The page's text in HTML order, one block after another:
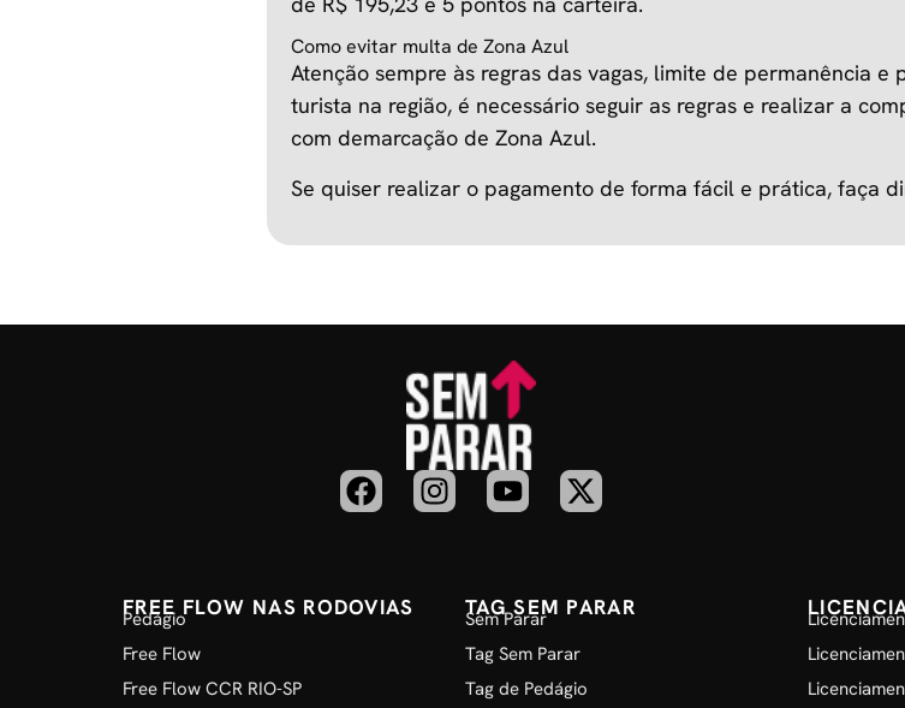
Como evitar multa de Zona Azul
Atenção sempre às regras das vagas, limite de permanência e
turista na região, é necessário seguir as regras e realizar a
com demarcação de Zona Azul.
Se quiser realizar o pagamento de forma fácil e prática, faça
FREE FLOW NAS RODOVIAS
Pedágio
Free Flow
Free Flow CCR RIO-SP
TAG SEM PARAR
Sem Parar
Tag Sem Parar
Tag de Pedágio